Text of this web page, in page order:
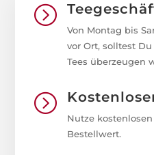
=
Von Montag bis
vor Ort, solltest
Tees überzeugen
=
Nutze
Bestellwert.